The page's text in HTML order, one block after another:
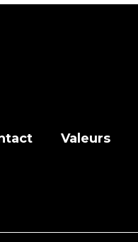
Valeurs